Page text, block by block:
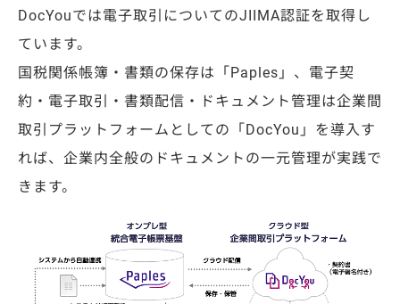
DocYouでは電子取引についてのJIIMA認証を取得し
ています。
国税関係帳簿・書類の保存は「Paples」、電子契
約・電子取引・書類配信・ドキュメント管理は企業間
取引プラットフォームとしての「DocYou」を導入す
れば、企業内全般のドキュメントの一元管理が実践で
きます。